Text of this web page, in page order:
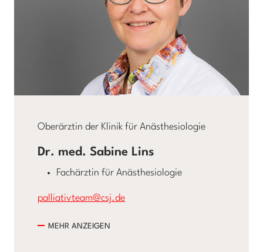
Oberärztin der Klinik für Anästhesiologie
Dr. med. Sabine Lins
Fachärztin für Anästhesiologie
palliativteam@csj.de
MEHR ANZEIGEN